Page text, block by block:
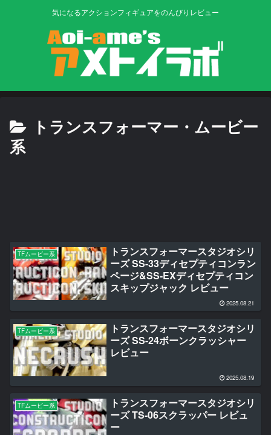
気になるアクションフィギュアをのんびりレビュー
トランスフォーマー・ムービー
系
TFムービー系
トランスフォーマースタジオシリ
ーズ SS-33ディセプティコンラン
ページ&SS-EXディセプティコン
スキップジャック レビュー
2025.08.21
TFムービー系
トランスフォーマースタジオシリ
ーズ SS-24ボーンクラッシャー
レビュー
2025.08.19
TFムービー系
トランスフォーマースタジオシリ
ーズ TS-06スクラッパー レビュ
ー